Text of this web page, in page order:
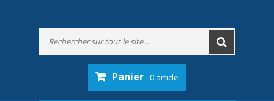
Panier- 0 article